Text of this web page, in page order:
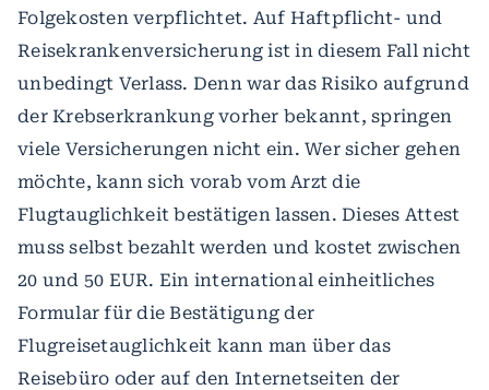
Folgekosten verpflichtet. Auf Haftpflicht- und
Reisekrankenversicherung ist in diesem Fall nicht
unbedingt Verlass. Denn war das Risiko aufgrund
der Krebserkrankung vorher bekannt, springen
viele Versicherungen nicht ein. Wer sicher gehen
möchte, kann sich vorab vom Arzt die
Flugtauglichkeit bestätigen lassen. Dieses Attest
muss selbst bezahlt werden und kostet zwischen
20 und 50 EUR. Ein international einheitliches
Formular für die Bestätigung der
Flugreisetauglichkeit kann man über das
Reisebüro oder auf den Internetseiten der